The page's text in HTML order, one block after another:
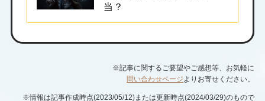
当？
※記事に関するご要望やご感想等、お気軽に
問い合わせページよりお寄せください。
※情報は記事作成時点(2023/05/12)または更新時点(2024/03/29)のもので